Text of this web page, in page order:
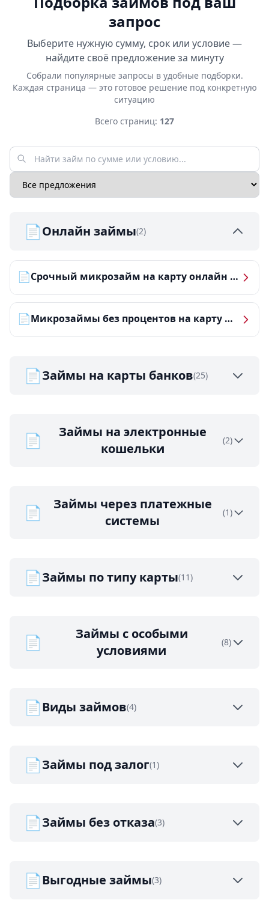
запрос
Выберите нужную сумму, срок или условие —
найдите своё предложение за минуту
Собрали популярные запросы в удобные подборки.
Каждая страница — это готовое решение под конкретную
ситуацию
Всего страниц: 127
📄Онлайн займы(2)
📄 Срочный микрозайм на карту онлайн — получить деньги за 5 минут
📄 Микрозаймы без процентов на карту — ТОП-10 за 2026 год
📄Займы на карты банков(25)
📄
Займы на электронные
кошельки
(2)
📄
Займы через платежные
системы
(1)
📄Займы по типу карты(11)
📄
Займы с особыми
условиями
(8)
📄Виды займов(4)
📄Займы под залог(1)
📄Займы без отказа(3)
📄Выгодные займы(3)